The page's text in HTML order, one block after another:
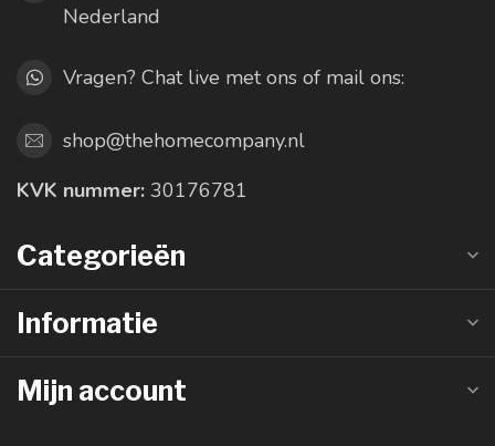
Nederland
Vragen? Chat live met ons of mail ons:
shop@thehomecompany.nl
KVK nummer: 30176781
Categorieën
Informatie
Mijn account